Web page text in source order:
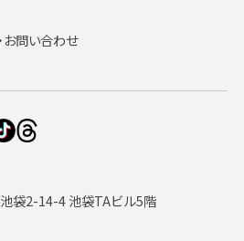
袋2-14-4 池袋TAビル5階
お問い合わせ